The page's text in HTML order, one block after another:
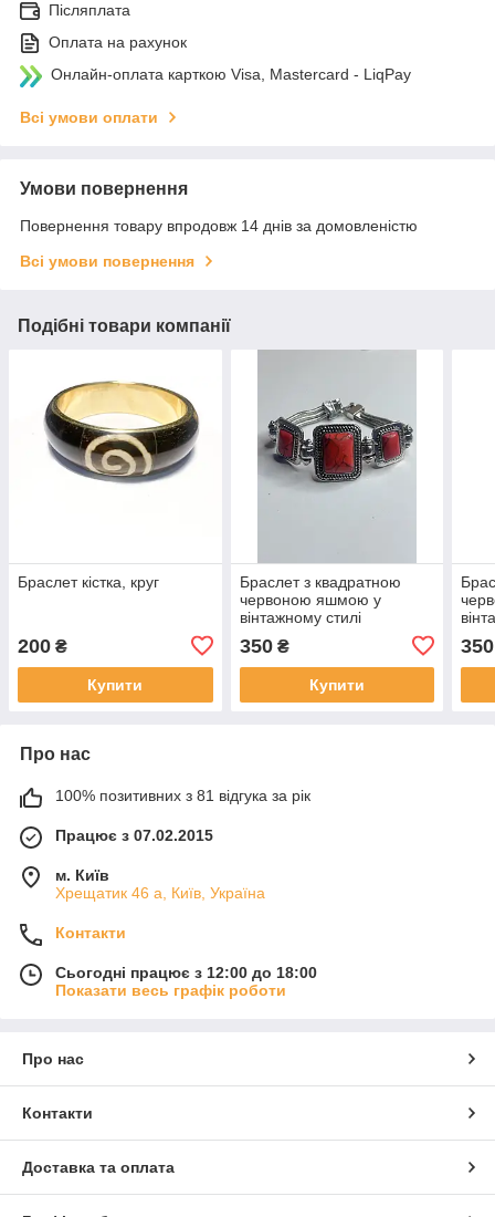
Післяплата
Оплата на рахунок
Онлайн-оплата карткою Visa, Mastercard - LiqPay
Всі умови оплати
Умови повернення
Повернення товару впродовж 14 днів за домовленістю
Всі умови повернення
Подібні товари компанії
Браслет кістка, круг
200 ₴
Купити
Браслет з квадратною
червоною яшмою у
вінтажному стилі
350₴
Купити
350
Про нас
100% позитивних з 81 відгука за рік
Працює з 07.02.2015
м. Київ
Хрещатик 46 а, Київ, Україна
Контакти
Сьогодні працює з 12:00 до 18:00
Показати весь графік роботи
Про нас
Контакти
Доставка та оплата